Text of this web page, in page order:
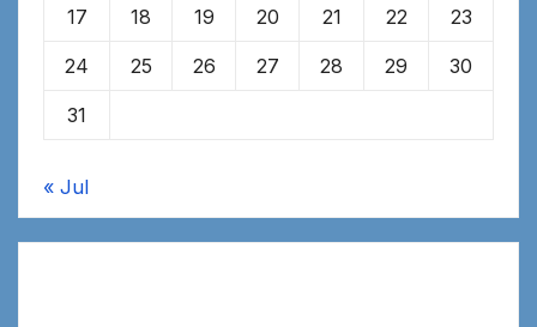
17 18 19 20 21 22 23
24 25 26 27 28 29 30
31
« Jul